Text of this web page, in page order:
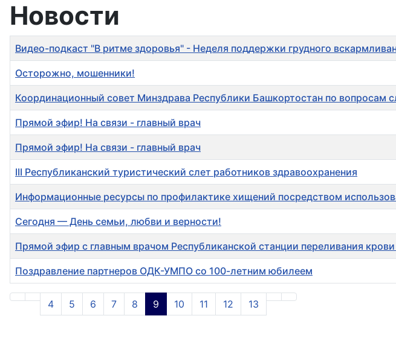
Новости
Материалы
Заголовок Дата создания
Видео-подкаст "В ритме здоровья" - Неделя поддержки грудного
Осторожно, мошенники!
Координационный совет Минздрава Республики Башкортостан по вопросам
Прямой эфир! На связи - главный врач
Прямой эфир! На связи - главный врач
III Республиканский туристический слет работников здравоохранения
Информационные ресурсы по профилактике хищений посредством
Сегодня — День семьи, любви и верности!
Прямой эфир с главным врачом Республиканской станции переливания
Поздравление партнеров ОДК-УМПО со 100-летним юбилеем
4 5 6 7 8 9 10 11 12 13